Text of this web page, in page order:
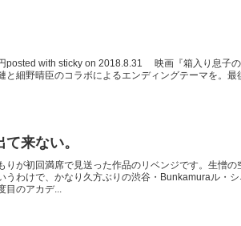
posted with sticky on 2018.8.31 映画『箱入り息子
と細野晴臣のコラボによるエンディングテーマを。
来ない。
りが初回満席で見送った作品のリベンジです。生憎
わけで、かなり久方ぶりの渋谷・Bunkamuraル・
目のアカデ...